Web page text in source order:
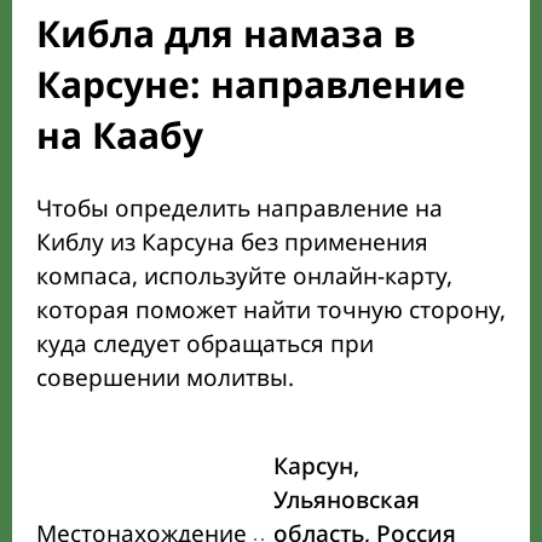
Кибла для намаза в
Карсуне: направление
на Каабу
Чтобы определить направление на
Киблу из Карсуна без применения
компаса, используйте онлайн-карту,
которая поможет найти точную сторону,
куда следует обращаться при
совершении молитвы.
Местонахождение
Карсун,
Ульяновская
область, Россия